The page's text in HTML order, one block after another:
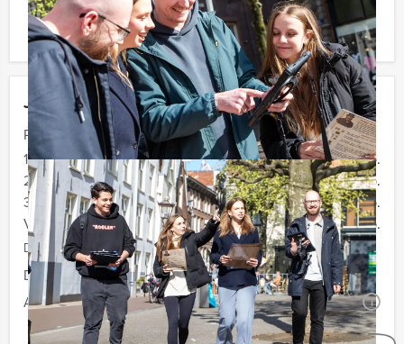
Jouw uitje
Prijs :
12 - 19 personen
€ 34,50 p.p.
20 - 29 personen
€ 32,50 p.p.
30 - 39 personen
€ 29,50 p.p.
Vanaf 40 personen
€ 27,50 p.p.
De prijzen zijn exclusief BTW
Duur:
2 uur en 30 minuten
Aantal:
Minimaal 12 personen i
Geheel vrijblijvend
aantal te betalen, kunt u ook gewoon voor minder
personen boeken!